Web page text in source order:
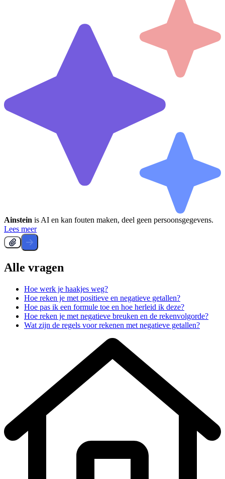
Ainstein is AI en kan fouten maken, deel geen persoonsgegevens.
Lees meer
Alle vragen
Hoe werk je haakjes weg?
Hoe reken je met positieve en negatieve getallen?
Hoe pas ik een formule toe en hoe herleid ik deze?
Hoe reken je met negatieve breuken en de rekenvolgorde?
Wat zijn de regels voor rekenen met negatieve getallen?